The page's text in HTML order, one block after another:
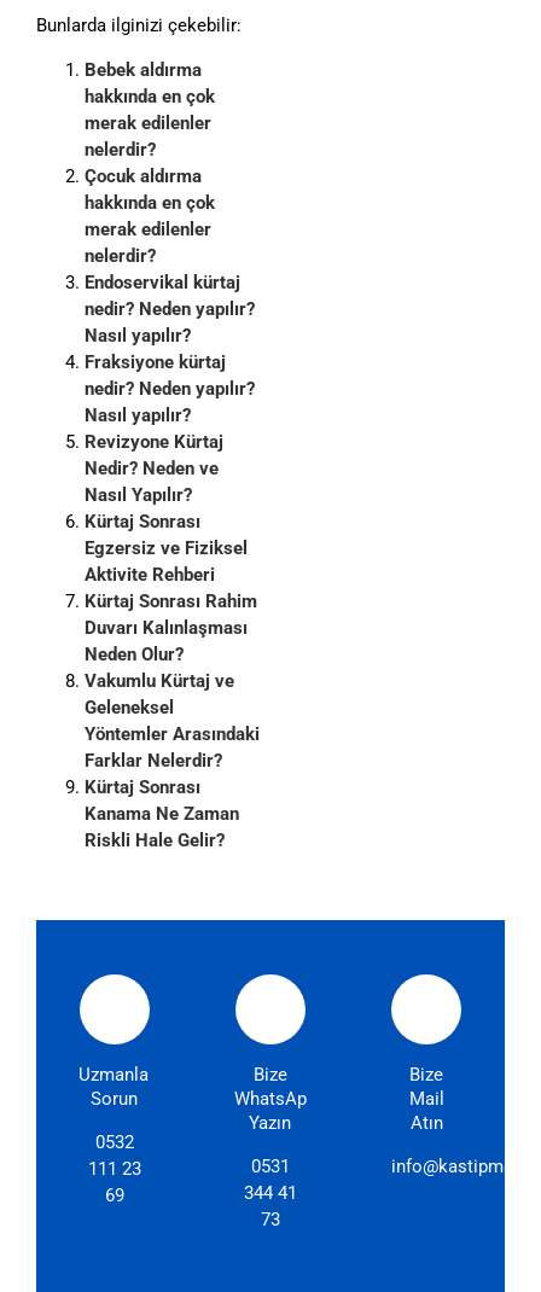
Bunlarda ilginizi çekebilir:
Bebek aldırma
hakkında en çok
merak edilenler
nelerdir?
Çocuk aldırma
hakkında en çok
merak edilenler
nelerdir?
Endoservikal kürtaj
nedir? Neden yapılır?
Nasıl yapılır?
Fraksiyone kürtaj
nedir? Neden yapılır?
Nasıl yapılır?
Revizyone Kürtaj
Nedir? Neden ve
Nasıl Yapılır?
Kürtaj Sonrası
Egzersiz ve Fiziksel
Aktivite Rehberi
Kürtaj Sonrası Rahim
Duvarı Kalınlaşması
Neden Olur?
Vakumlu Kürtaj ve
Geleneksel
Yöntemler Arasındaki
Farklar Nelerdir?
Kürtaj Sonrası
Kanama Ne Zaman
Riskli Hale Gelir?
Uzmanlarımıza
Sorun
0532
111 23
69
Bize
WhatsApp'dan
Yazın
0531
344 41
73
Bize
Mail
Atın